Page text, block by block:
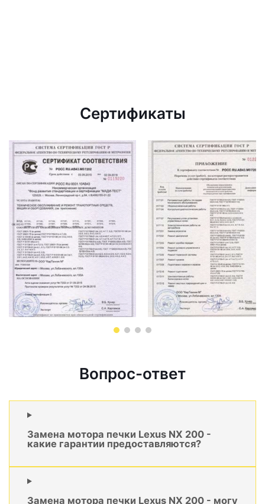
Сертификаты
Вопрос-ответ
Замена мотора печки Lexus NX 200 -
какие гарантии предоставляются?
Замена мотора печки Lexus NX 200 - могу